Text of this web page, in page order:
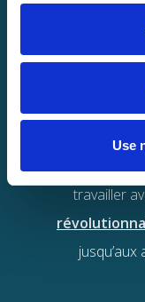
Use
travailler